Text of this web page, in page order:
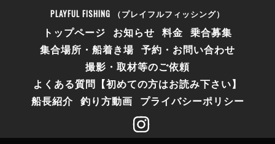
PLAYFUL FISHING （プレイフルフィッシング）
トップページ お知らせ 料金 乗合募集
集合場所・船着き場 予約・お問い合わせ
撮影・取材等のご依頼
よくある質問【初めての方はお読み下さい】
船長紹介 釣り方動画 プライバシーポリシー